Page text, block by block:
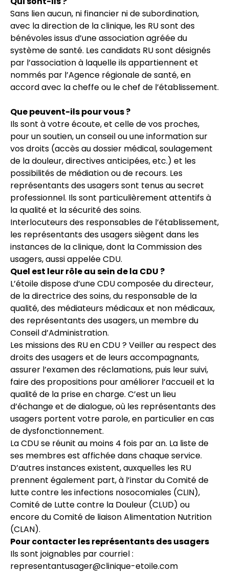
Sans lien aucun, ni financier ni de subordination,
avec la direction de la clinique, les RU sont des
bénévoles issus d’une association agréée du
système de santé. Les candidats RU sont désignés
par l’association à laquelle ils appartiennent et
nommés par l’Agence régionale de santé, en
accord avec la cheffe ou le chef de l’établissement.
Que peuvent-ils pour vous ?
Ils sont à votre écoute, et celle de vos proches,
pour un soutien, un conseil ou une information sur
vos droits (accès au dossier médical, soulagement
de la douleur, directives anticipées, etc.) et les
possibilités de médiation ou de recours. Les
représentants des usagers sont tenus au secret
professionnel. Ils sont particulièrement attentifs à
la qualité et la sécurité des soins.
Interlocuteurs des responsables de l’établissement,
les représentants des usagers siègent dans les
instances de la clinique, dont la Commission des
usagers, aussi appelée CDU.
Quel est leur rôle au sein de la CDU ?
L’étoile dispose d’une CDU composée du directeur,
de la directrice des soins, du responsable de la
qualité, des médiateurs médicaux et non médicaux,
des représentants des usagers, un membre du
Conseil d’Administration.
Les missions des RU en CDU ? Veiller au respect des
droits des usagers et de leurs accompagnants,
assurer l’examen des réclamations, puis leur suivi,
faire des propositions pour améliorer l’accueil et la
qualité de la prise en charge. C’est un lieu
d’échange et de dialogue, où les représentants des
usagers portent votre parole, en particulier en cas
de dysfonctionnement.
La CDU se réunit au moins 4 fois par an. La liste de
ses membres est affichée dans chaque service.
D’autres instances existent, auxquelles les RU
prennent également part, à l’instar du Comité de
lutte contre les infections nosocomiales (CLIN),
Comité de Lutte contre la Douleur (CLUD) ou
encore du Comité de liaison Alimentation Nutrition
(CLAN).
Pour contacter les représentants des usagers
Ils sont joignables par courriel :
representantusager@clinique-etoile.com